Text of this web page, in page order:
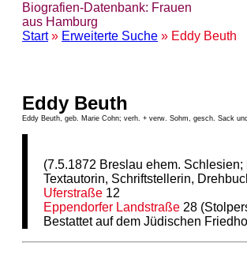
Biografien-Datenbank: Frauen
aus Hamburg
Start» Erweiterte Suche » Eddy Beuth
Eddy Beuth
Eddy Beuth, geb. Marie Cohn; verh. + verw. Sohm, gesch. Sack
(7.5.1872 Breslau ehem.
Textautorin, Schriftstellerin,
Uferstraße 12
Eppendorfer Landstraße 28
Bestattet auf dem Jüdischen